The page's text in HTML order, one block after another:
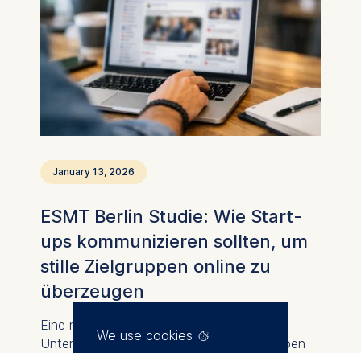
January 13, 2026
ESMT Berlin Studie: Wie Start-
ups kommunizieren sollten, um
stille Zielgruppen online zu
überzeugen
Eine neue Studie zeigt, wie Entrepreneure
Unterstützung für ihre Ideen von Zielgruppen
We use cookies